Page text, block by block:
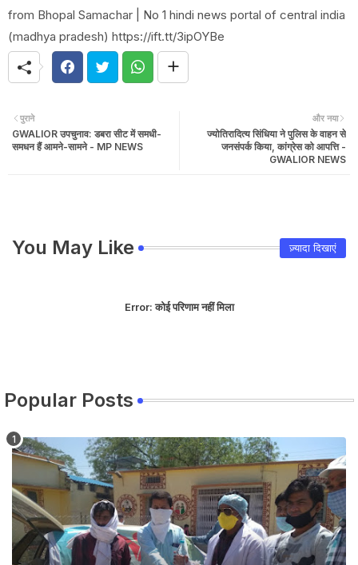
from Bhopal Samachar | No 1 hindi news portal of central india
(madhya pradesh) https://ift.tt/3ipOYBe
और नया
ज्योतिरादित्य सिंधिया ने पुलिस के वाहन से
जनसंपर्क किया, कांग्रेस को आपत्ति -
GWALIOR NEWS
पुराने
GWALIOR उपचुनाव: डबरा सीट में समधी-
समधन हैं आमने-सामने - MP NEWS
You May Like ज़्यादा दिखाएं
Error:कोई परिणाम नहीं मिला
Popular Posts